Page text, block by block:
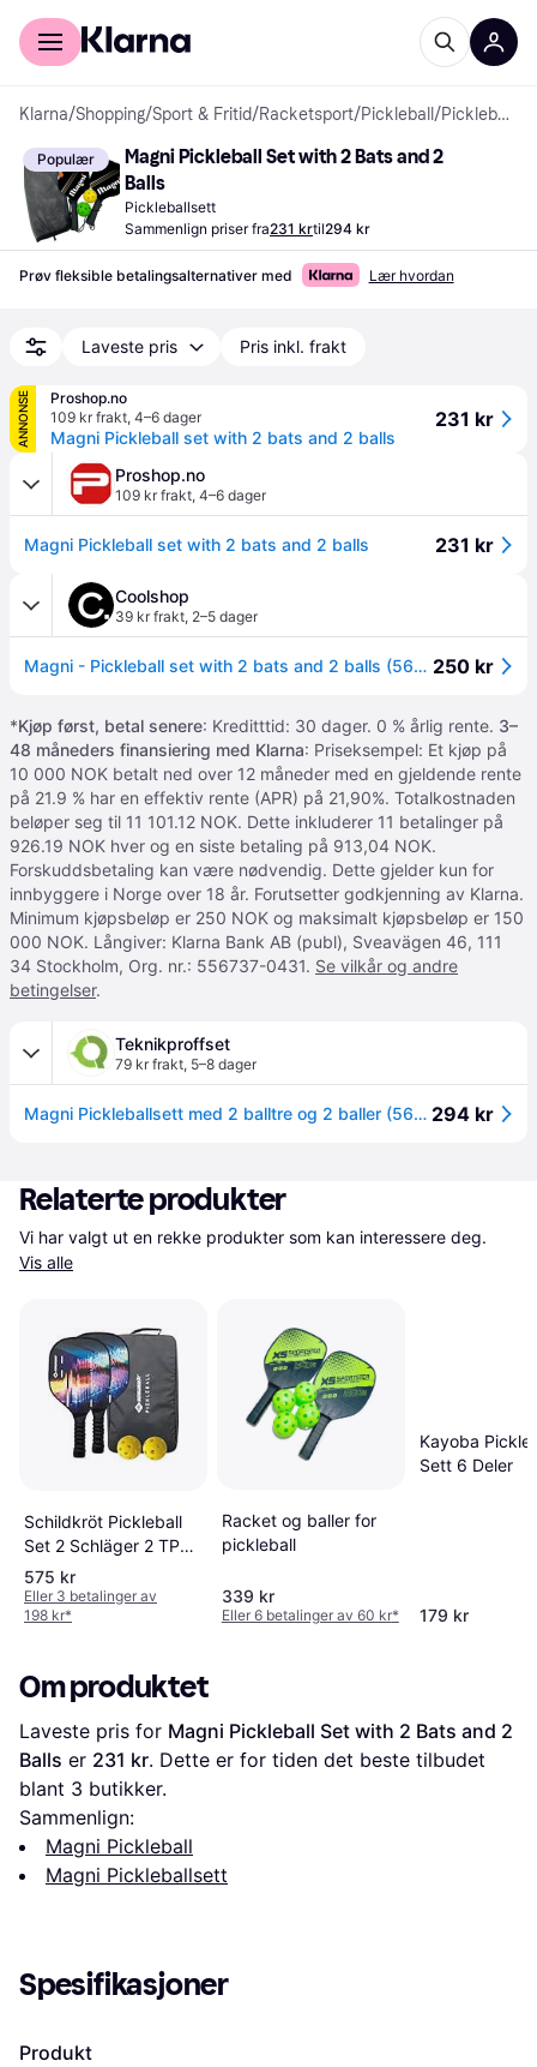
For kunder
Klarna/Shopping/Sport & Fritid/Racketsport/Pickleball / Pickleballsett
Populær
Magni Pickleball Set with 2 Bats and 2
Balls
Pickleballsett
Sammenlign priser fra231 krtil294 kr
Prøv fleksible betalingsalternativer med Lær hvordan
Laveste pris Pris inkl. frakt
ANNONSE
Proshop.no
109 kr frakt, 4–6 dager
Magni Pickleball set with 2 bats and 2 balls
231 kr
Proshop.no
109 kr frakt, 4–6 dager
Magni Pickleball set with 2 bats and 2 balls 231 kr
Coolshop
39 kr frakt, 2–5 dager
Magni - Pickleball set with 2 bats and 2 balls (5604) 250 kr
*Kjøp først, betal senere: Kreditttid: 30 dager. 0 % årlig rente. 3–
48 måneders finansiering med Klarna: Priseksempel: Et kjøp på
10 000 NOK betalt ned over 12 måneder med en gjeldende rente
på 21.9 % har en effektiv rente (APR) på 21,90%. Totalkostnaden
beløper seg til 11 101.12 NOK. Dette inkluderer 11 betalinger på
926.19 NOK hver og en siste betaling på 913,04 NOK.
Forskuddsbetaling kan være nødvendig. Dette gjelder kun for
innbyggere i Norge over 18 år. Forutsetter godkjenning av Klarna.
Minimum kjøpsbeløp er 250 NOK og maksimalt kjøpsbeløp er 150
000 NOK. Långiver: Klarna Bank AB (publ), Sveavägen 46, 111
34 Stockholm, Org. nr.: 556737-0431. Se vilkår og andre
betingelser.
Teknikproffset
79 kr frakt, 5–8 dager
Magni Pickleballsett med 2 balltre og 2 baller (5604) 294 kr
Relaterte produkter
Vis alle
Schildkröt Pickleball
Set 2 Schläger 2 TPE
Lochbälle
575 kr
Eller 3 betalinger av
198 kr*
Racket og baller for
pickleball
339 kr
Eller 6 betalinger av 60 kr*
Kayoba
Sett 6 Deler
179 kr
Om produktet
Laveste pris for Magni Pickleball Set with 2 Bats and 2
Balls er 231 kr. Dette er for tiden det beste tilbudet
blant 3 butikker.
Sammenlign:
Magni Pickleball
Magni Pickleballsett
Spesifikasjoner
Produkt